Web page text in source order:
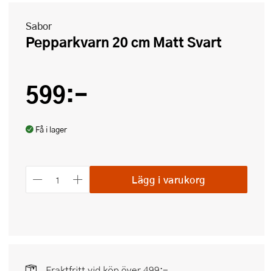
Sabor
Pepparkvarn 20 cm Matt Svart
599:-
Få i lager
Lägg i varukorg